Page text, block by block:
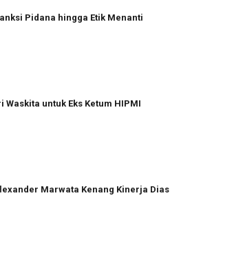
Pidana hingga Etik Menanti
untuk Eks Ketum HIPMI
Marwata Kenang Kinerja Dias